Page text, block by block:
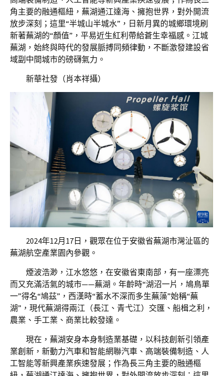
角主要的融通樞紐，蕪湖通江達海、擁抱世界，對外開流
放步深刻；這里“半城山半城水”，日新月異的城鄉環境刷
新著蕪湖的“顏值”，平易近生紅利帶給蒼生幸福感。江城
蕪湖，始終與時代的發展脈搏同頻律動，不斷激發建設省
域副中間城市的磅礴氣力。
新華社發（肖本祥攝）
2024年12月17日，觀眾在位于安徽省蕪湖市灣沚區的
蕪湖航空產業園內參觀。
煙波浩渺，江水悠悠，在安徽省東南部，有一座漂亮
而又充滿活氣的城市——蕪湖。年齡時“湖沼一片，鳩鳥單
一”得名“鳩茲”，西漢時“蓄水不深而多生蕪藻”始稱“蕪
湖”，現代蕪湖得兩江（長江、青弋江）交匯、船楫之利，
農業、手工業、商業比較發達。
現在，蕪湖安身本身制造業基礎，以科技創新引領產
業創新，新動力汽車和智能網聯汽車、高端裝備制造、人
工智能等新興產業疾速發展；作為長三角主要的融通樞